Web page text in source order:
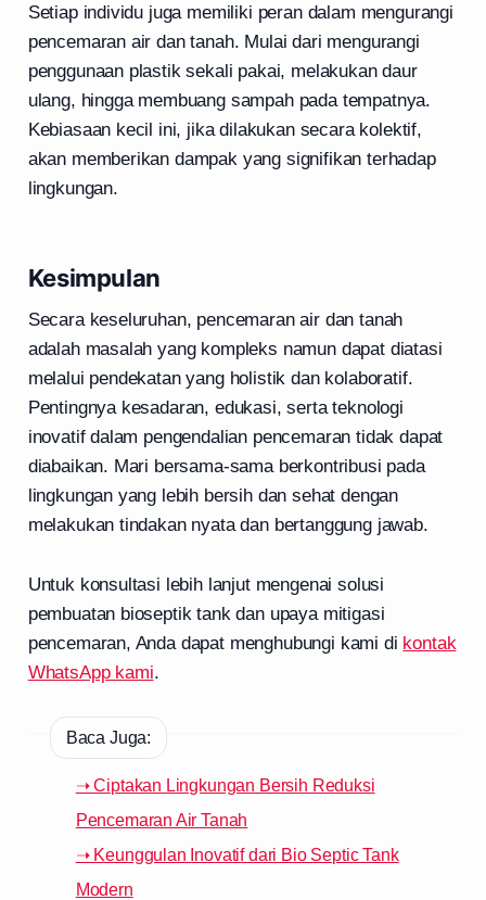
Setiap individu juga memiliki peran dalam mengurangi
pencemaran air dan tanah. Mulai dari mengurangi
penggunaan plastik sekali pakai, melakukan daur
ulang, hingga membuang sampah pada tempatnya.
Kebiasaan kecil ini, jika dilakukan secara kolektif,
akan memberikan dampak yang signifikan terhadap
lingkungan.
Kesimpulan
Secara keseluruhan, pencemaran air dan tanah
adalah masalah yang kompleks namun dapat diatasi
melalui pendekatan yang holistik dan kolaboratif.
Pentingnya kesadaran, edukasi, serta teknologi
inovatif dalam pengendalian pencemaran tidak dapat
diabaikan. Mari bersama-sama berkontribusi pada
lingkungan yang lebih bersih dan sehat dengan
melakukan tindakan nyata dan bertanggung jawab.
Untuk konsultasi lebih lanjut mengenai solusi
pembuatan bioseptik tank dan upaya mitigasi
pencemaran, Anda dapat menghubungi kami di kontak
WhatsApp kami.
Baca Juga:
➝ Ciptakan Lingkungan Bersih Reduksi
Pencemaran Air Tanah
➝ Keunggulan Inovatif dari Bio Septic Tank
Modern